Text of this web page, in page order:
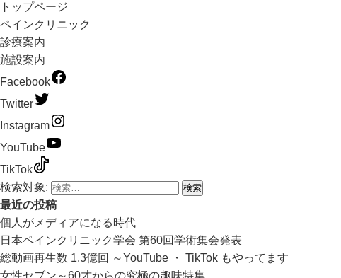
トップページ
ペインクリニック
診療案内
施設案内
Facebook
Twitter
Instagram
YouTube
TikTok
検索対象:
最近の投稿
個人がメディアになる時代
日本ペインクリニック学会 第60回学術集会発表
総動画再生数 1.3億回 ～YouTube ・ TikTok もやってます
女性セブン～60才からの究極の趣味特集